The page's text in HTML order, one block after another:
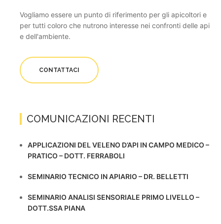
Vogliamo essere un punto di riferimento per gli apicoltori e
per tutti coloro che nutrono interesse nei confronti delle api
e dell'ambiente.
CONTATTACI
COMUNICAZIONI RECENTI
APPLICAZIONI DEL VELENO D’API IN CAMPO MEDICO –
PRATICO – DOTT. FERRABOLI
SEMINARIO TECNICO IN APIARIO – DR. BELLETTI
SEMINARIO ANALISI SENSORIALE PRIMO LIVELLO –
DOTT.SSA PIANA